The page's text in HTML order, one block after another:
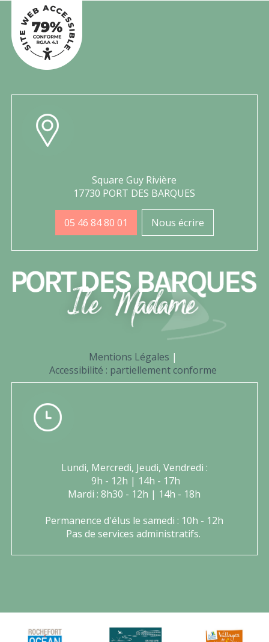
Square Guy Rivière
17730 PORT DES BARQUES
05 46 84 80 01 Nous écrire
Mentions Légales
Accessibilité : partiellement conforme
Lundi, Mercredi, Jeudi, Vendredi :
9h - 12h | 14h - 17h
Mardi : 8h30 - 12h | 14h - 18h
Permanence d'élus le samedi : 10h - 12h
Pas de services administratifs.